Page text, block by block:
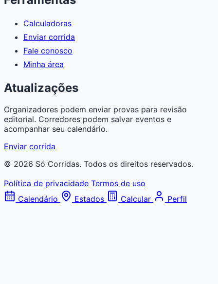
Calculadoras
Enviar corrida
Fale conosco
Minha área
Atualizações
Organizadores podem enviar provas para revisão
editorial. Corredores podem salvar eventos e
acompanhar seu calendário.
Enviar corrida
© 2026 Só Corridas. Todos os direitos reservados.
Política de privacidade Termos de uso
Calendário
Estados Calcular Perfil